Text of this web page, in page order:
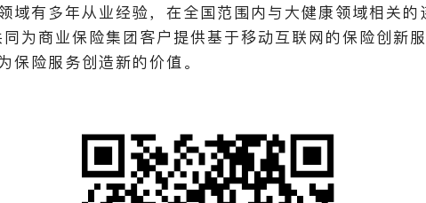
域有多年从业经验，在全国范围内与大健康领域相关
为商业保险集团客户提供基于移动互联网的保险创新
险服务创造新的价值。